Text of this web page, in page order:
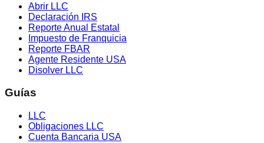
Abrir LLC
Declaración IRS
Reporte Anual Estatal
Impuesto de Franquicia
Reporte FBAR
Agente Residente USA
Disolver LLC
Guías
LLC
Obligaciones LLC
Cuenta Bancaria USA